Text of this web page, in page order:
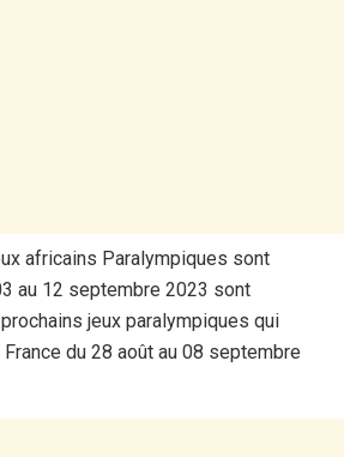
africains Paralympiques sont
au 12 septembre 2023 sont
jeux paralympiques qui
du 28 août au 08 septembre